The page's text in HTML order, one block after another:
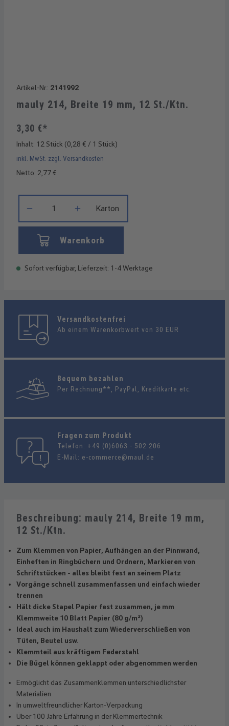
Artikel-Nr.: 2141992
mauly 214, Breite 19 mm, 12 St./Ktn.
3,30 €*
Inhalt: 12 Stück (0,28 € / 1 Stück)
inkl. MwSt. zzgl. Versandkosten
Netto: 2,77 €
Karton
Warenkorb
Sofort verfügbar, Lieferzeit: 1-4 Werktage
Versandkostenfrei
Ab einem Warenkorbwert von 30 EUR
Bequem bezahlen
Per Rechnung**, PayPal, Kreditkarte etc.
Fragen zum Produkt
Telefon: +49 (0)6063 - 502 206
E-Mail: e-commerce@maul.de
Beschreibung: mauly 214, Breite 19 mm,
12 St./Ktn.
Zum Klemmen von Papier, Aufhängen an der Pinnwand,
Einheften in Ringbüchern und Ordnern, Markieren von
Schriftstücken - alles bleibt fest an seinem Platz
Vorgänge schnell zusammenfassen und einfach wieder
trennen
Hält dicke Stapel Papier fest zusammen, je mm
Klemmweite 10 Blatt Papier (80 g/m²)
Ideal auch im Haushalt zum Wiederverschließen von
Tüten, Beutel usw.
Klemmteil aus kräftigem Federstahl
Die Bügel können geklappt oder abgenommen werden
Ermöglicht das Zusammenklemmen unterschiedlichster
Materialien
In umweltfreundlicher Karton-Verpackung
Über 100 Jahre Erfahrung in der Klemmertechnik